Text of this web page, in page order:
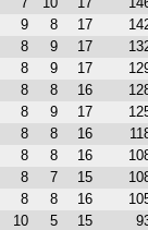
9 8 17
8 9 17
8 9 17
8 8 16
8 9 17
8 8 16
8 8 16
8 7 15
8 8 16
10 5 15